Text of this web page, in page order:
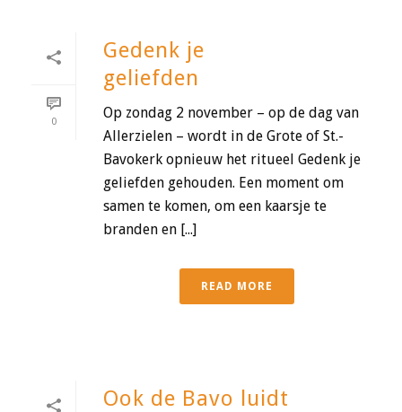
0
Gedenk je
geliefden
Op zondag 2 november – op de dag van
Allerzielen – wordt in de Grote of St.-
Bavokerk opnieuw het ritueel Gedenk je
geliefden gehouden. Een moment om
samen te komen, om een kaarsje te
branden en [...]
READ MORE
Ook de Bavo luidt